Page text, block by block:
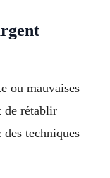
ou mauvaises
de rétablir
techniques